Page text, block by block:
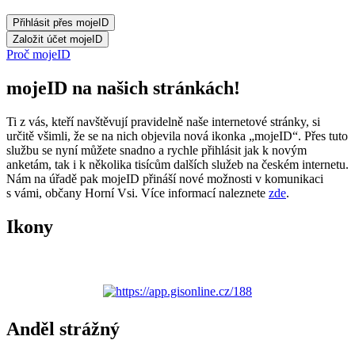
Proč mojeID
mojeID na našich stránkách!
Ti z vás, kteří navštěvují pravidelně naše internetové stránky, si
určitě všimli, že se na nich objevila nová ikonka „mojeID“. Přes tuto
službu se nyní můžete snadno a rychle přihlásit jak k novým
anketám, tak i k několika tisícům dalších služeb na českém internetu.
Nám na úřadě pak mojeID přináší nové možnosti v komunikaci
s vámi, občany Horní Vsi. Více informací naleznete zde.
Ikony
Anděl strážný